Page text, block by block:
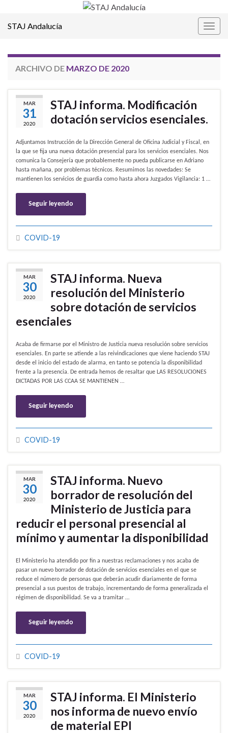
STAJ Andalucía
ARCHIVO DE MARZO DE 2020
MAR
31
2020
STAJ informa. Modificación
dotación servicios esenciales.
Adjuntamos Instrucción de la Dirección General de Oficina Judicial y Fiscal, en
la que se fija una nueva dotación presencial para los servicios esenciales. Nos
comunica la Consejería que probablemente no pueda publicarse en Adriano
hasta mañana, por problemas técnicos. Resumimos las novedades: Se
mantienen los servicios de guardia como hasta ahora Juzgados Vigilancia: 1 …
Seguir leyendo
COVID-19
MAR
30
2020
STAJ informa. Nueva
resolución del Ministerio
sobre dotación de servicios
esenciales
Acaba de firmarse por el Ministro de Justicia nueva resolución sobre servicios
esenciales. En parte se atiende a las reivindicaciones que viene haciendo STAJ
desde el inicio del estado de alarma, en tanto se potencia la disponibilidad
frente a la presencia. De entrada hemos de resaltar que LAS RESOLUCIONES
DICTADAS POR LAS CCAA SE MANTIENEN …
Seguir leyendo
COVID-19
MAR
30
2020
STAJ informa. Nuevo
borrador de resolución del
Ministerio de Justicia para
reducir el personal presencial al
mínimo y aumentar la disponibilidad
El Ministerio ha atendido por fin a nuestras reclamaciones y nos acaba de
pasar un nuevo borrador de dotación de servicios esenciales en el que se
reduce el número de personas que deberán acudir diariamente de forma
presencial a sus puestos de trabajo, incrementando de forma generalizada el
régimen de disponibilidad. Se va a tramitar …
Seguir leyendo
COVID-19
MAR
30
2020
STAJ informa. El Ministerio
nos informa de nuevo envío
de material EPI